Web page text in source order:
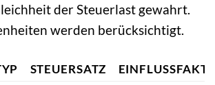
der Steuerlast gewahrt.
werden berücksichtigt.
STEUERSATZ